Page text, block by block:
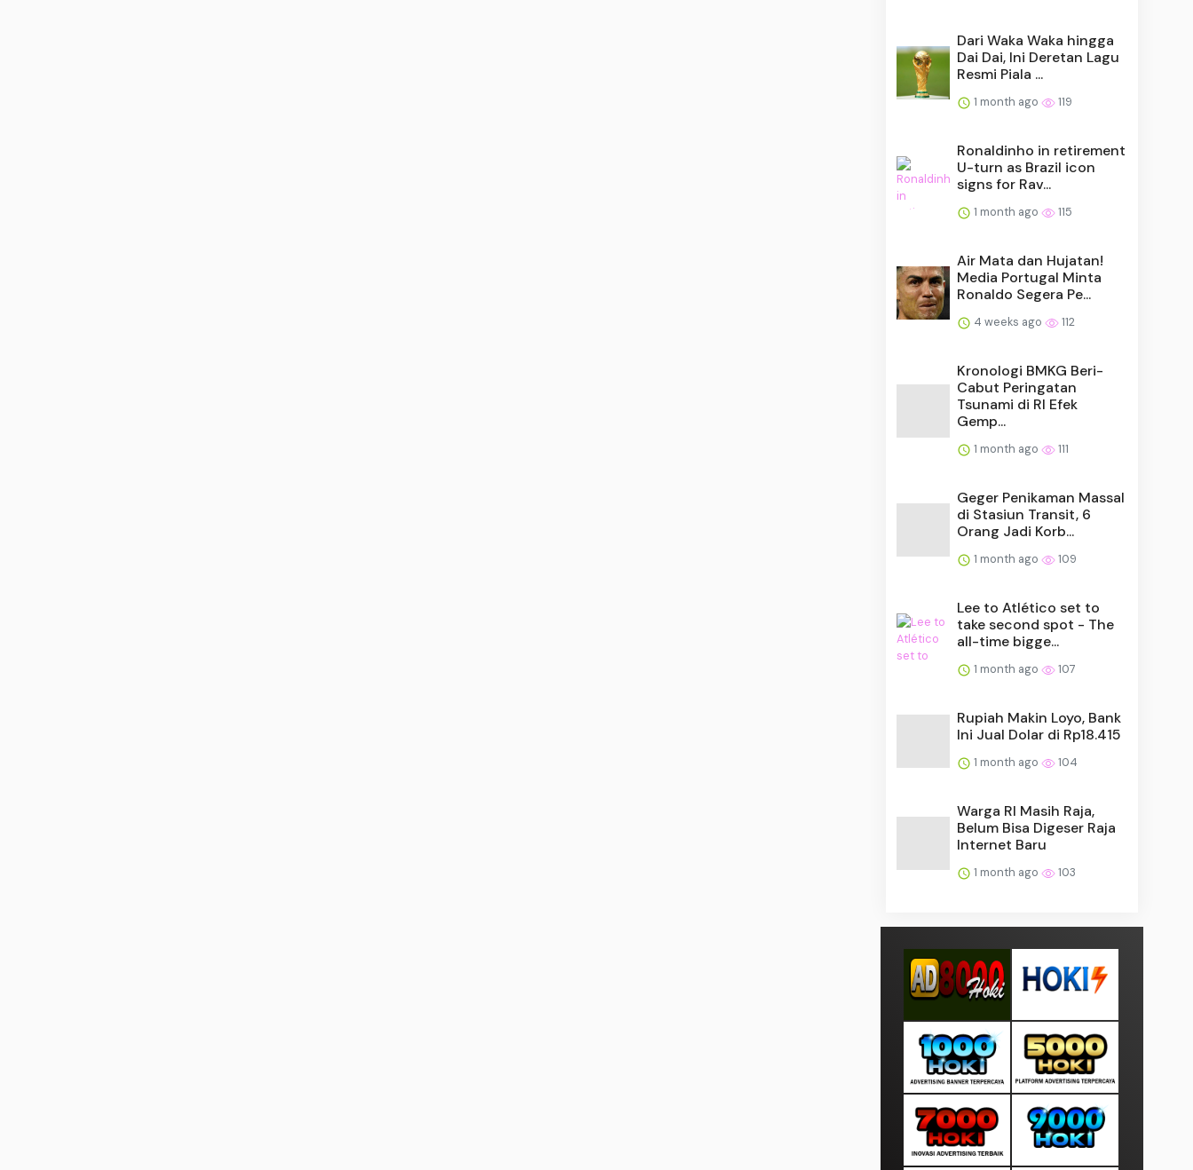
Dari Waka Waka hingga
Dai Dai, Ini Deretan Lagu
Resmi Piala ...
1 month ago 119
Ronaldinho in retirement
U-turn as Brazil icon
signs for Rav...
1 month ago 115
Air Mata dan Hujatan!
Media Portugal Minta
Ronaldo Segera Pe...
4 weeks ago 112
Kronologi BMKG Beri-
Cabut Peringatan
Tsunami di RI Efek
Gemp...
1 month ago 111
Geger Penikaman Massal
di Stasiun Transit, 6
Orang Jadi Korb...
1 month ago 109
Lee to Atlético set to
take second spot - The
all-time bigge...
1 month ago 107
Rupiah Makin Loyo, Bank
Ini Jual Dolar di Rp18.415
1 month ago 104
Warga RI Masih Raja,
Belum Bisa Digeser Raja
Internet Baru
1 month ago 103